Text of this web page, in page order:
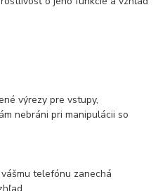
výrezy pre vstupy,
nebráni pri manipulácii so
telefónu zanechá